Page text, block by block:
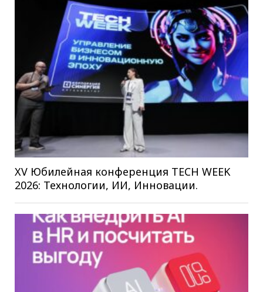
XV Юбилейная конференция TECH WEEK
2026: Технологии, ИИ, Инновации.